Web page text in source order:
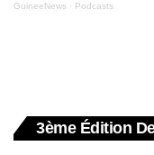
GuineeNews · Podcasts
3ème Édition